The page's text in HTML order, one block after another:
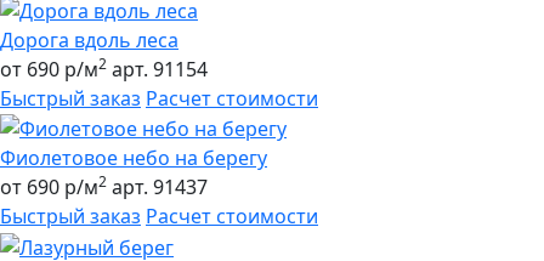
Дорога вдоль леса
от 690 р/м2 арт. 91154
Быстрый заказ Расчет стоимости
Фиолетовое небо на берегу
от 690 р/м2 арт. 91437
Быстрый заказ Расчет стоимости